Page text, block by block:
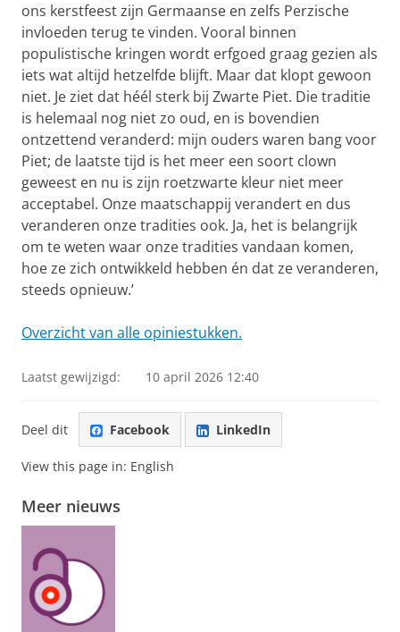
ons kerstfeest zijn Germaanse en zelfs Perzische
invloeden terug te vinden. Vooral binnen
populistische kringen wordt erfgoed graag gezien als
iets wat altijd hetzelfde blijft. Maar dat klopt gewoon
niet. Je ziet dat héél sterk bij Zwarte Piet. Die traditie
is helemaal nog niet zo oud, en is bovendien
ontzettend veranderd: mijn ouders waren bang voor
Piet; de laatste tijd is het meer een soort clown
geweest en nu is zijn roetzwarte kleur niet meer
acceptabel. Onze maatschappij verandert en dus
veranderen onze tradities ook. Ja, het is belangrijk
om te weten waar onze tradities vandaan komen,
hoe ze zich ontwikkeld hebben én dat ze veranderen,
steeds opnieuw.’
Overzicht van alle opiniestukken.
Laatst gewijzigd: 10 april 2026 12:40
Deel dit Facebook LinkedIn
View this page in: English
Meer nieuws